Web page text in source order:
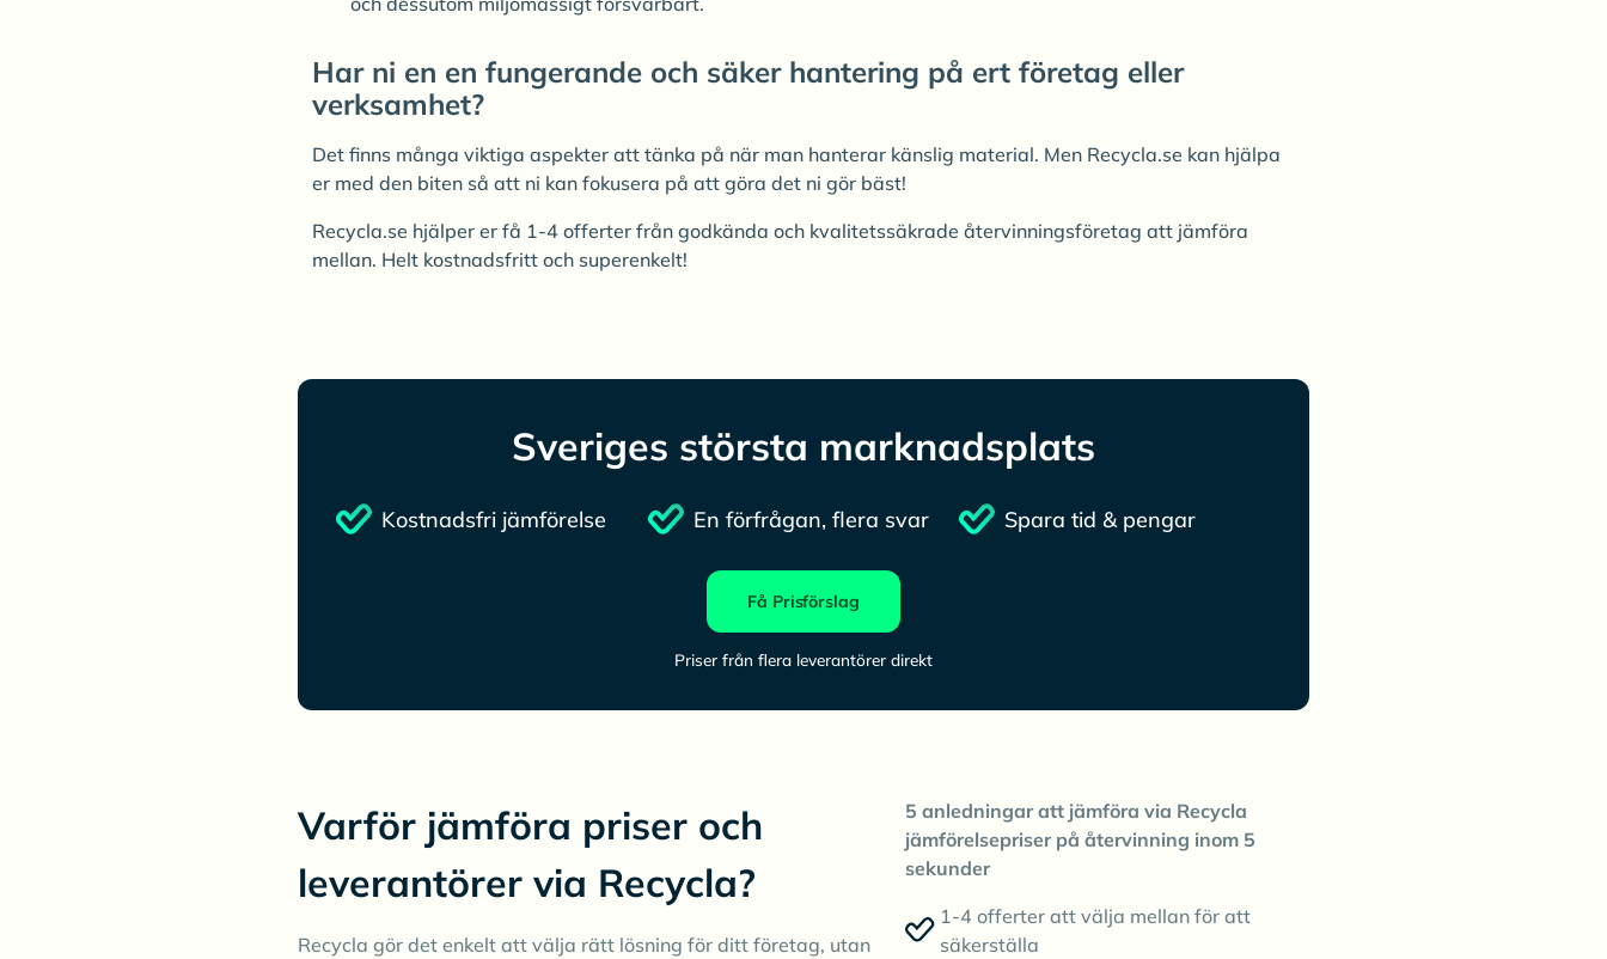
Har ni en en fungerande och säker hantering på ert företag eller
verksamhet?
Det finns många viktiga aspekter att tänka på när man hanterar känslig material. Men Recycla.se kan hjälpa
er med den biten så att ni kan fokusera på att göra det ni gör bäst!
Recycla.se hjälper er få 1-4 offerter från godkända och kvalitetssäkrade återvinningsföretag att jämföra
mellan. Helt kostnadsfritt och superenkelt!
Sveriges största marknadsplats
Kostnadsfri jämförelse En förfrågan, flera svar Spara tid & pengar
Få Prisförslag
Priser från flera leverantörer direkt
Varför jämföra priser och
leverantörer via Recycla?
Recycla gör det enkelt att välja rätt lösning för ditt företag, utan
5 anledningar att jämföra via Recycla
jämförelsepriser på återvinning inom 5
sekunder
1-4 offerter att välja mellan för att
säkerställa